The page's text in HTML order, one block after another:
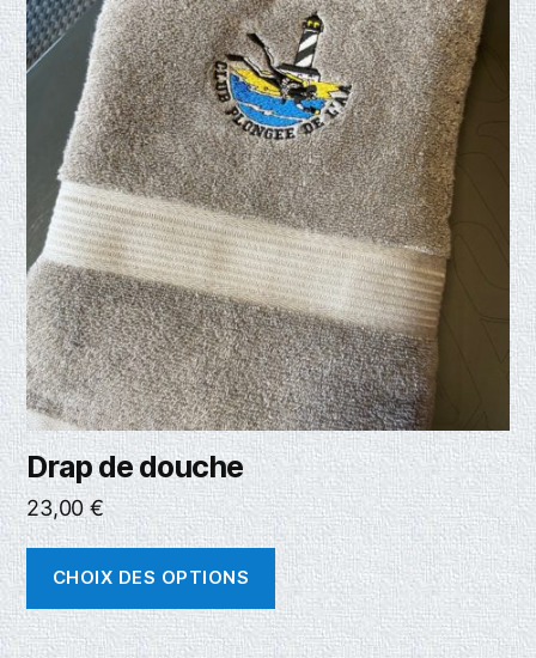
Drap de douche
23,00 €
CHOIX DES OPTIONS